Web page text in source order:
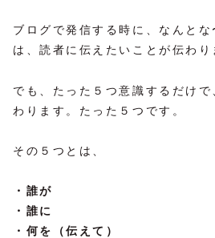
ブログで発信する時に、なんと
は、読者に伝えたいことが伝わり
でも、たった５つ意識するだけ
わります。たった５つです。
その５つとは、
・誰が
・誰に
・何を（伝えて）